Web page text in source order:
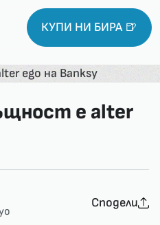
КУПИ НИ БИРА 🍺
е alter
Сподели